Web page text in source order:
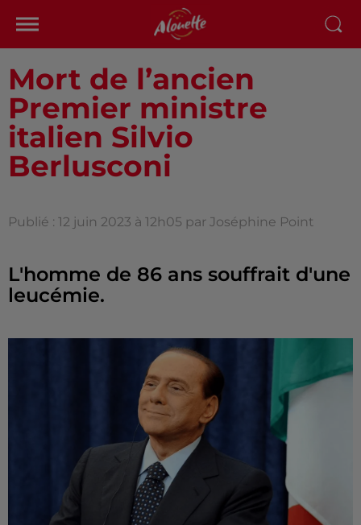
Mort de l’ancien
Premier ministre
italien Silvio
Berlusconi
Publié : 12 juin 2023 à 12h05 par Joséphine Point
L'homme de 86 ans souffrait d'une
leucémie.